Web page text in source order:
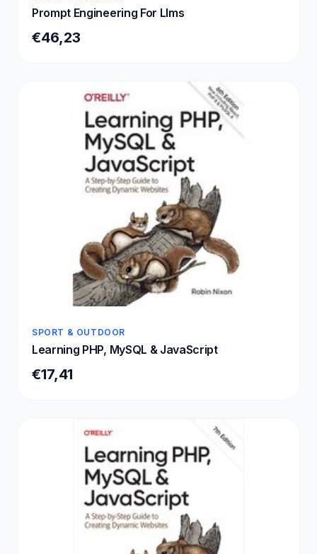
Prompt Engineering For Llms
€46,23
SPORT & OUTDOOR
Learning PHP, MySQL & JavaScript
€17,41